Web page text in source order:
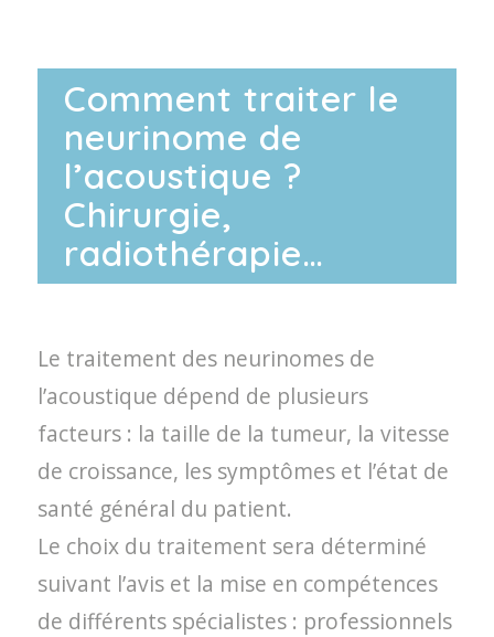
Comment traiter le
neurinome de
l’acoustique ?
Chirurgie,
radiothérapie…
Le traitement des neurinomes de
l’acoustique dépend de plusieurs
facteurs : la taille de la tumeur, la vitesse
de croissance, les symptômes et l’état de
santé général du patient.
Le choix du traitement sera déterminé
suivant l’avis et la mise en compétences
de différents spécialistes : professionnels